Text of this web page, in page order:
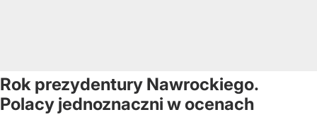
Rok prezydentury Nawrockiego.
Polacy jednoznaczni w ocenach